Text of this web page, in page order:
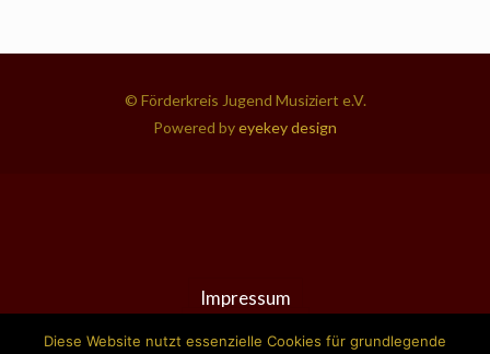
© Förderkreis Jugend Musiziert e.V.
Powered byeyekey design
Impressum
Diese Website nutzt essenzielle Cookies für grundlegende